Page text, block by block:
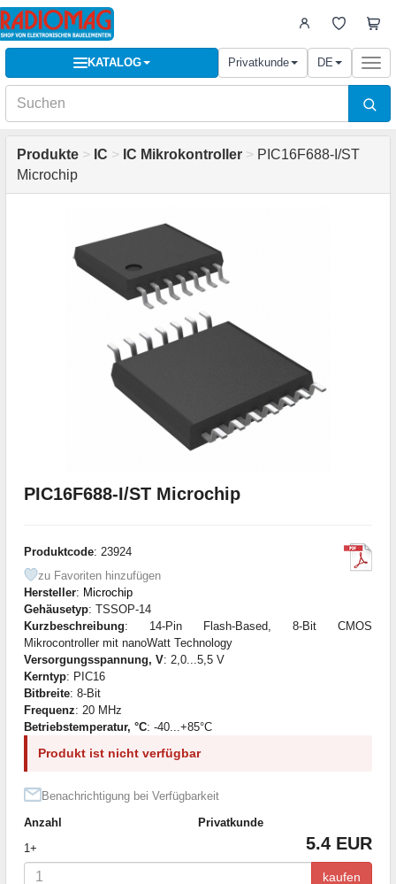
KATALOG Privatkunde DE
Produkte > IC > IC Mikrokontroller > PIC16F688-I/ST
Microchip
PIC16F688-I/ST Microchip
Produktcode: 23924
zu Favoriten hinzufügen
Hersteller: Microchip
Gehäusetyp: TSSOP-14
Kurzbeschreibung: 14-Pin Flash-Based, 8-Bit CMOS
Mikrocontroller mit nanoWatt Technology
Versorgungsspannung, V: 2,0...5,5 V
Kerntyp: PIC16
Bitbreite: 8-Bit
Frequenz: 20 MHz
Betriebstemperatur, °C: -40...+85°C
Produkt ist nicht verfügbar
Benachrichtigung bei Verfügbarkeit
Anzahl
Privatkunde
1+
5.4 EUR
kaufen